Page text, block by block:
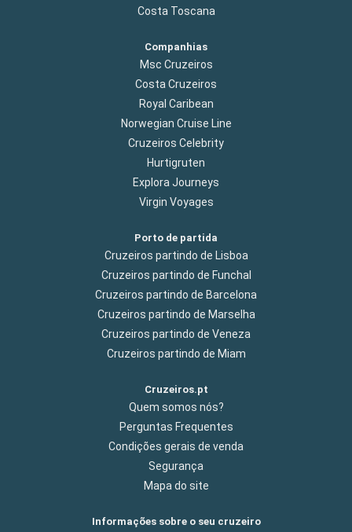
Costa Toscana
Companhias
Msc Cruzeiros
Costa Cruzeiros
Royal Caribean
Norwegian Cruise Line
Cruzeiros Celebrity
Hurtigruten
Explora Journeys
Virgin Voyages
Porto de partida
Cruzeiros partindo de Lisboa
Cruzeiros partindo de Funchal
Cruzeiros partindo de Barcelona
Cruzeiros partindo de Marselha
Cruzeiros partindo de Veneza
Cruzeiros partindo de Miam
Cruzeiros.pt
Quem somos nós?
Perguntas Frequentes
Condições gerais de venda
Segurança
Mapa do site
Informações sobre o seu cruzeiro